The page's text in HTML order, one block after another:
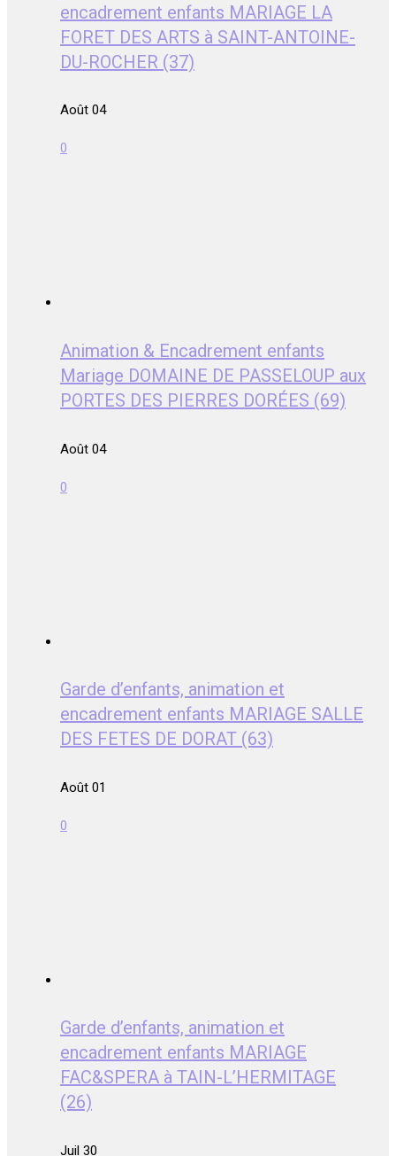
encadrement enfants MARIAGE LA
FORET DES ARTS à SAINT-ANTOINE-
DU-ROCHER (37)
Août 04
0
Animation & Encadrement enfants
Mariage DOMAINE DE PASSELOUP aux
PORTES DES PIERRES DORÉES (69)
Août 04
0
Garde d’enfants, animation et
encadrement enfants MARIAGE SALLE
DES FETES DE DORAT (63)
Août 01
0
Garde d’enfants, animation et
encadrement enfants MARIAGE
FAC&SPERA à TAIN-L’HERMITAGE
(26)
Juil 30